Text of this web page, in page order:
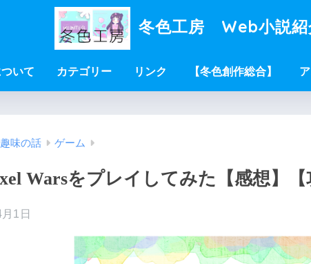
冬色工房 Web小説紹
いて カテゴリー リンク 【冬色創作総合】
趣味の話 ゲーム
Warsをプレイしてみた【感想】【
1日